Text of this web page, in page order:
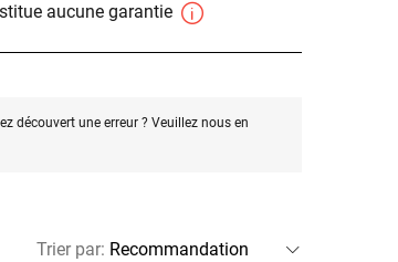
aucune garantie
découvert une erreur ? Veuillez nous en
Trier par: